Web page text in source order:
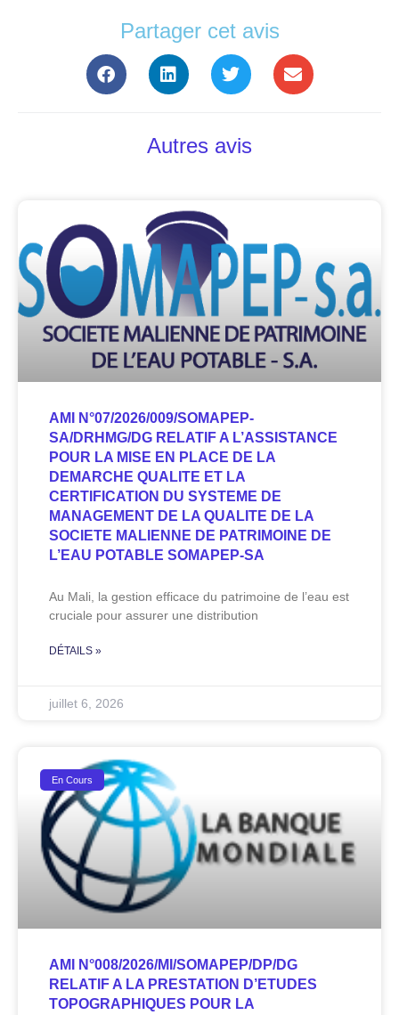
Partager cet avis
Autres avis
AMI N°07/2026/009/SOMAPEP-
SA/DRHMG/DG RELATIF A L’ASSISTANCE
POUR LA MISE EN PLACE DE LA
DEMARCHE QUALITE ET LA
CERTIFICATION DU SYSTEME DE
MANAGEMENT DE LA QUALITE DE LA
SOCIETE MALIENNE DE PATRIMOINE DE
L’EAU POTABLE SOMAPEP-SA
Au Mali, la gestion efficace du patrimoine de l’eau est
cruciale pour assurer une distribution
DÉTAILS »
juillet 6, 2026
En Cours
AMI N°008/2026/MI/SOMAPEP/DP/DG
RELATIF A LA PRESTATION D’ETUDES
TOPOGRAPHIQUES POUR LA